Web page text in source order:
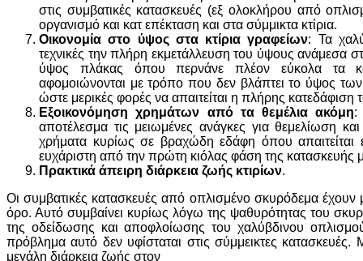
στις συμβατικές κατασκευές (εξ ολοκλήρου από
οργανισμό και κατ επέκταση και στα σύμμικτα κτίρια.
Οικονομία στο ύψος στα κτίρια γραφείων: Τα
τεχνικές την πλήρη εκμετάλλευση του ύψους ανάμεσα
ύψος πλάκας όπου περνάνε πλέον εύκολα τα
αφομοιώνονται με τρόπο που δεν βλάπτει το ύψος
ώστε μερικές φορές να απαιτείται η πλήρης κατεδάφιση
Εξοικονόμηση χρημάτων από τα θεμέλια ακόμη:
αποτέλεσμα τις μειωμένες ανάγκες για θεμελίωση
χρήματα κυρίως σε βραχώδη εδάφη όπου
ευχάριστη από την πρώτη κιόλας φάση της κατασκευής
Πρακτικά άπειρη διάρκεια ζωής κτιρίων.
Οι συμβατικές κατασκευές από οπλισμένο σκυρόδεμα έχουν
όρο. Αυτό συμβαίνει κυρίως λόγω της ψαθυρότητας του
της οδείδωσης και αποφλοίωσης του χαλύβδινου
πρόβλημα αυτό δεν υφίσταται στις σύμμεικτες
μεγάλη διάρκεια ζωής στον